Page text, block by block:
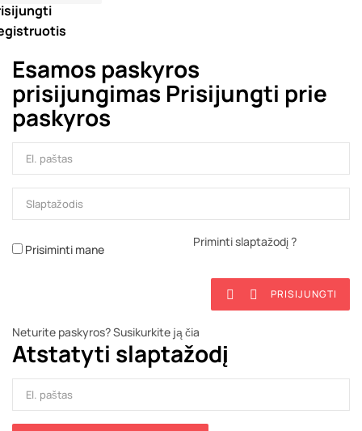
Esamos paskyros
prisijungimas Prisijungti prie
paskyros
Prisiminti mane
Priminti slaptažodį ?
  PRISIJUNGTI
Neturite paskyros? Susikurkite ją čia
Atstatyti slaptažodį